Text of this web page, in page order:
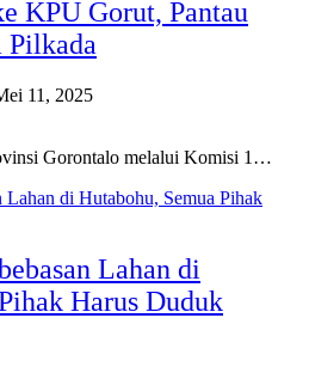
KPU Gorut, Pantau
Pilkada
11, 2025
Gorontalo melalui Komisi 1…
Lahan di
Harus Duduk